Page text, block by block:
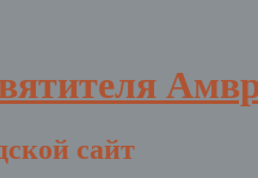
сайт